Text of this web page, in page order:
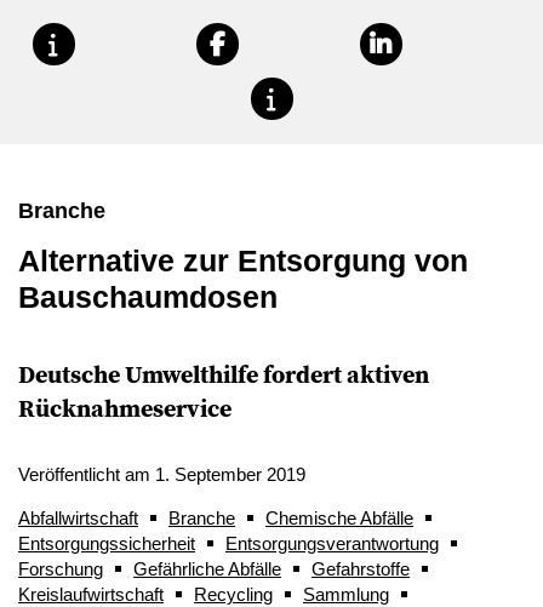
Branche
Alternative zur Entsorgung von
Bauschaumdosen
Deutsche Umwelthilfe fordert aktiven
Rücknahmeservice
Veröffentlicht am 1. September 2019
Abfallwirtschaft Branche
Chemische Abfälle
Entsorgungssicherheit
Entsorgungsverantwortung
Forschung
Gefährliche Abfälle
Gefahrstoffe
Kreislaufwirtschaft
Recycling
Sammlung